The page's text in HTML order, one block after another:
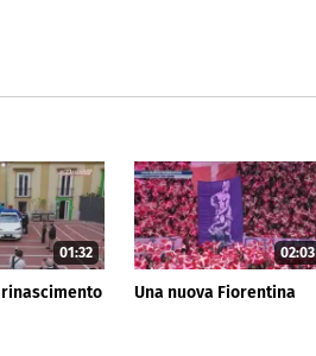
01:32 02:03
Una nuova Fiorentina